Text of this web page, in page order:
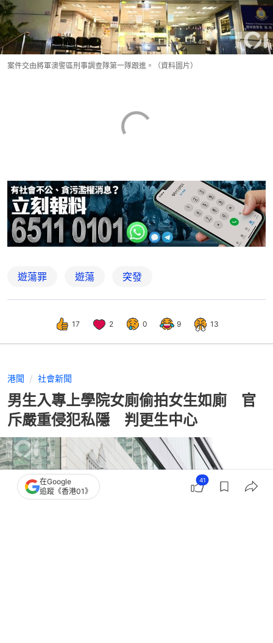
案件交由將軍澳警區刑事調查隊第一隊跟進。（資料圖片）
遊蕩罪 遊蕩 突發
17 2 0 9 13
港聞 社會新聞
男生入專上學院女廁偷拍女生如廁 官
斥嚴重侵犯私隱 判更生中心
在Google
追蹤《香港01》
41